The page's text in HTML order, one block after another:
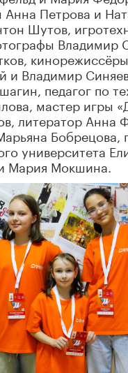
Петрова и
Шутов,
Владимир
и Владимир
педагог по
мастер игры
литератор Анна
Бобрецова,
университета
Мария Мокшина.